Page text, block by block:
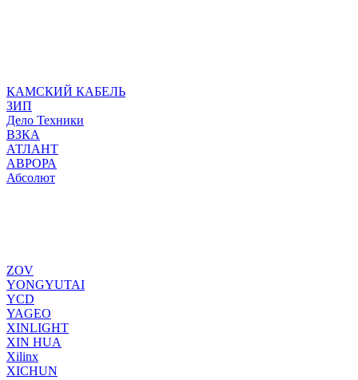
КАМСКИЙ КАБЕЛЬ
ЗИП
Дело Техники
ВЗКА
АТЛАНТ
АВРОРА
Абсолют
ZOV
YONGYUTAI
YCD
YAGEO
XINLIGHT
XIN HUA
Xilinx
XICHUN